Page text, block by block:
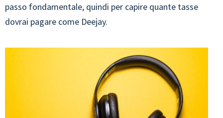
passo fondamentale, quindi per capire quante tasse
dovrai pagare come Deejay.